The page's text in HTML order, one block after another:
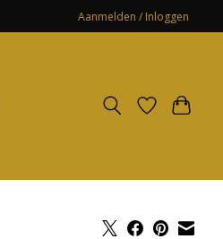
Aanmelden / Inloggen